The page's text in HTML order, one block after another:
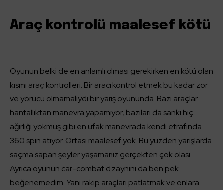
Araç kontrolü maalesef kötü
Oyunun belki de en anlamlı olması gerekirken en kötü olan
kısmı araç kontrolleri. Bir aracı kontrol etmek bu kadar zor
ve yorucu olmamalıydı bir yarış oyununda. Bazı araçlar
hantallıktan manevra yapamıyor, bazıları da sanki hiç
ağırlığı yokmuş gibi en ufak manevrada kendi etrafında
360 spin atıyor. Ortası maalesef yok. Bu yüzden yarışlarda
saçma sapan şeyler yaşamanız gerçekten çok olası.
Ayrıca oyunun car-combat dizaynını da ben pek
beğenemedim. Yani rakip araçları patlatmak ve onlara